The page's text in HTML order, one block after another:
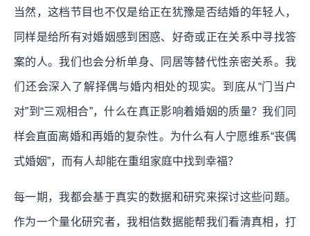
当然，这档节目也不仅是给正在犹豫是否结婚的年轻人，
同样是给所有对婚姻感到困惑、好奇或正在关系中寻找答
案的人。我们也会分析单身、同居等替代性亲密关系。我
们还会深入了解择偶与婚内相处的现实。到底从“门当户
对”到“三观相合”，什么在真正影响着婚姻的质量？我们同
样会直面离婚和再婚的复杂性。为什么有人宁愿维系“丧偶
式婚姻”，而有人却能在重组家庭中找到幸福？
每一期，我都会基于真实的数据和研究来探讨这些问题。
作为一个量化研究者，我相信数据能帮我们看清真相，打